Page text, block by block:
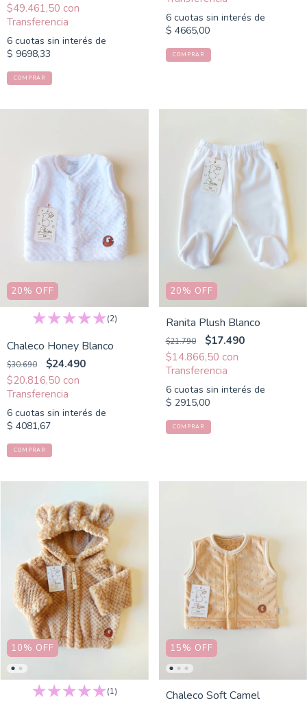
$49.461,50 con
6 cuotas sin interés de
$ 9698,33
COMPRAR
6 cuotas sin interés de
$ 4665,00
COMPRAR
20% OFF
(2)
Chaleco Honey Blanco
$30.690
$24.490
$20.816,50 con
6 cuotas sin interés de
$ 4081,67
COMPRAR
20% OFF
Ranita Plush Blanco
$21.790
$17.490
$14.866,50 con
6 cuotas sin interés de
$ 2915,00
COMPRAR
10% OFF
(1)
15% OFF
Chaleco Soft Camel